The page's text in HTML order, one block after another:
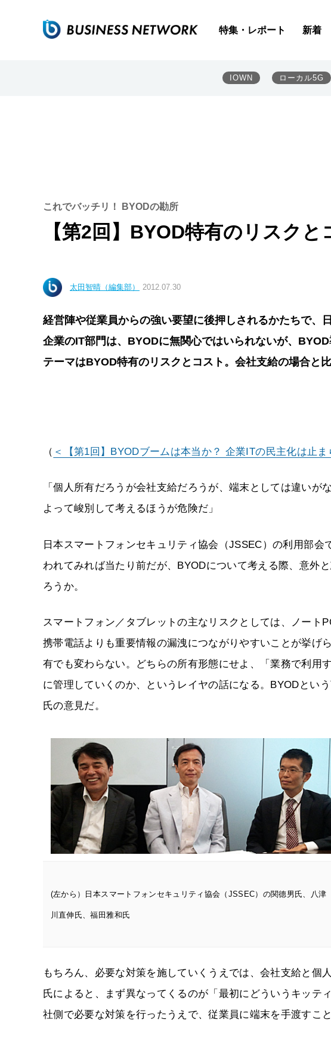
特集・レポート 新着
IOWN ローカル5G
これでバッチリ！ BYODの勘所
【第2回】BYOD特有のリスク
太田智晴（編集部） 2012.07.30
経営陣や従業員からの強い要望に後押しされるかたちで、
企業のIT部門は、BYODに無関心ではいられないが、
テーマはBYOD特有のリスクとコスト。会社支給の場合と
（ ＜【第1回】BYODブームは本当か？ 企業ITの民主化は止ま
「個人所有だろうが会社支給だろうが、端末としては違い
よって峻別して考えるほうが危険だ」
日本スマートフォンセキュリティ協会（JSSEC）の利用部
われてみれば当たり前だが、BYODについて考える際、意外
ろうか。
スマートフォン／タブレットの主なリスクとしては、ノート
携帯電話よりも重要情報の漏洩につながりやすいことが挙げ
有でも変わらない。どちらの所有形態にせよ、「業務で利用
に管理していくのか、というレイヤの話になる。BYODとい
氏の意見だ。
(左から）日本スマートフォンセキュリティ協会（JSSEC）の関德男氏、八津
川直伸氏、福田雅和氏
もちろん、必要な対策を施していくうえでは、会社支給と個
氏によると、まず異なってくるのが「最初にどういうキッテ
社側で必要な対策を行ったうえで、従業員に端末を手渡すこと